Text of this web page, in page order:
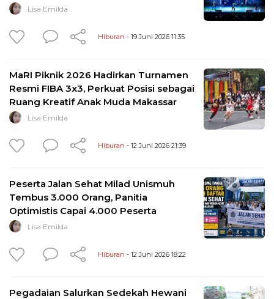
Lisa Emilda
Hiburan - 19 Juni 2026 11:35
MaRI Piknik 2026 Hadirkan Turnamen
Resmi FIBA 3x3, Perkuat Posisi sebagai
Ruang Kreatif Anak Muda Makassar
Lisa Emilda
Hiburan - 12 Juni 2026 21:39
Peserta Jalan Sehat Milad Unismuh
Tembus 3.000 Orang, Panitia
Optimistis Capai 4.000 Peserta
Lisa Emilda
Hiburan - 12 Juni 2026 18:22
Pegadaian Salurkan Sedekah Hewani